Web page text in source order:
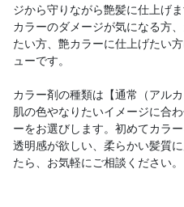
ジから守りながら艶髪に仕上げま
カラーのダメージが気になる方
たい方、艶カラーに仕上げたい
ューです。
カラー剤の種類は【通常（アル
肌の色やなりたいイメージに合
ーをお選びします。初めてカラ
透明感が欲しい、柔らかい髪質
たら、お気軽にご相談ください。